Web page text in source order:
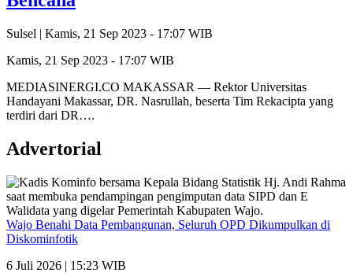
Sulsel | Kamis, 21 Sep 2023 - 17:07 WIB
Kamis, 21 Sep 2023 - 17:07 WIB
MEDIASINERGI.CO MAKASSAR — Rektor Universitas
Handayani Makassar, DR. Nasrullah, beserta Tim Rekacipta yang
terdiri dari DR….
Advertorial
Wajo Benahi Data Pembangunan, Seluruh OPD Dikumpulkan di
Diskominfotik
6 Juli 2026 | 15:23 WIB